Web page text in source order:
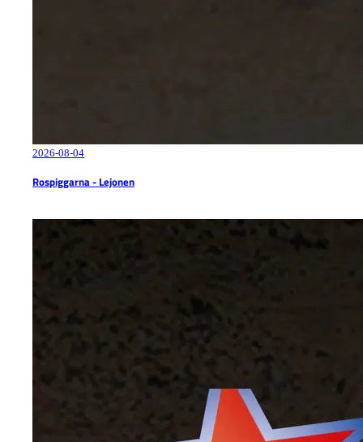
2026-08-04
Rospiggarna - Lejonen